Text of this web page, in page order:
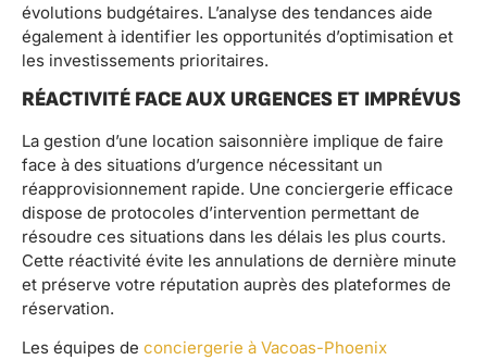
évolutions budgétaires. L’analyse des tendances aide
également à identifier les opportunités d’optimisation et
les investissements prioritaires.
RÉACTIVITÉ FACE AUX URGENCES ET IMPRÉVUS
La gestion d’une location saisonnière implique de faire
face à des situations d’urgence nécessitant un
réapprovisionnement rapide. Une conciergerie efficace
dispose de protocoles d’intervention permettant de
résoudre ces situations dans les délais les plus courts.
Cette réactivité évite les annulations de dernière minute
et préserve votre réputation auprès des plateformes de
réservation.
Les équipes de conciergerie à Vacoas-Phoenix